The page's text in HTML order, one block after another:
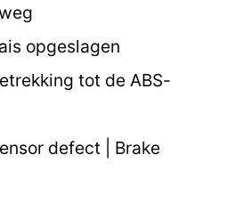
opgeslagen
tot de ABS-
defect | Brake